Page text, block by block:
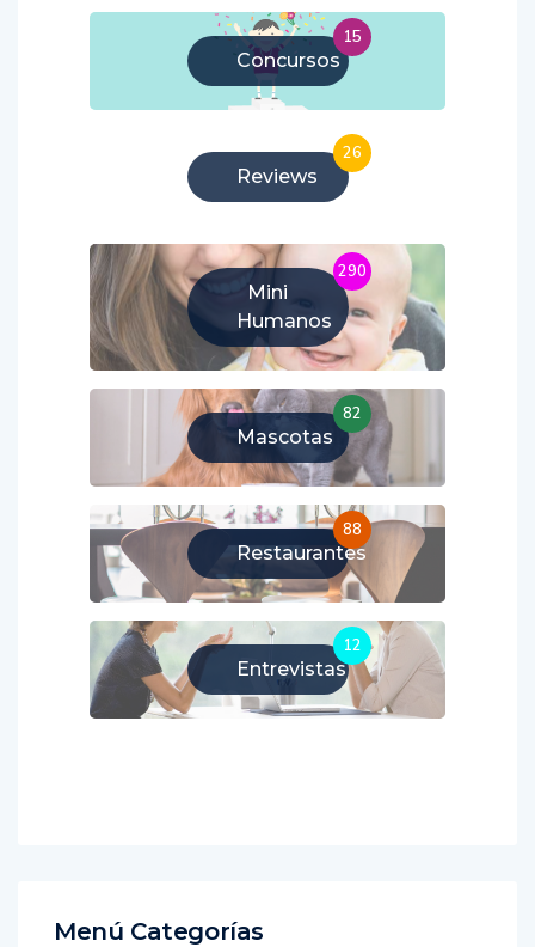
Concursos
15
Reviews
26
Mini
Humanos
290
Mascotas
82
Restaurantes
88
Entrevistas
12
Menú Categorías